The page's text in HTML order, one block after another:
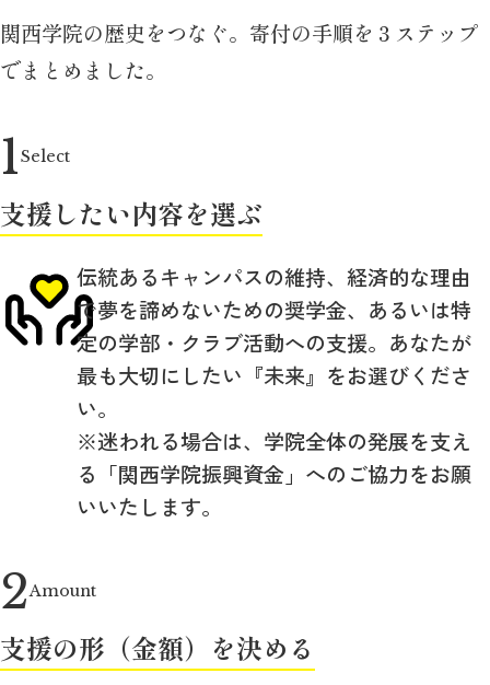
関西学院の歴史をつなぐ。 寄付の手順を３ステップ
でまとめました。
1Select
支援したい内容を選ぶ
伝統あるキャンパスの維持、経済的な理由
で夢を諦めないための奨学金、あるいは特
定の学部・クラブ活動への支援。あなたが
最も大切にしたい『未来』をお選びくださ
い。
※迷われる場合は、学院全体の発展を支え
る「関西学院振興資金」へのご協力をお願
いいたします。
2Amount
支援の形（金額）を決める